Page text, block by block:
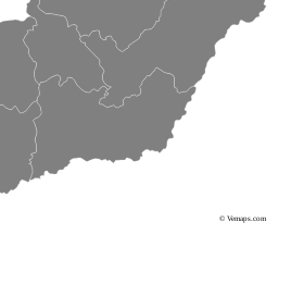
© Vemaps.com